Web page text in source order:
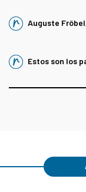
Auguste
Estos son los